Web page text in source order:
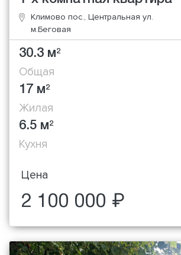
Климово пос., Центральная ул.
м.Беговая
30.3 м2
Общая
17 м2
Жилая
6.5 м2
Кухня
Цена
2 100 000 ₽